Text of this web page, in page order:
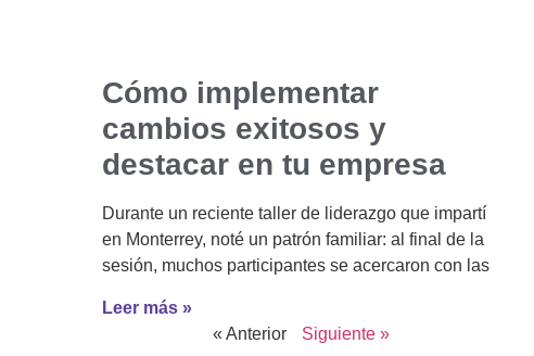
Cómo implementar
cambios exitosos y
destacar en tu empresa
Durante un reciente taller de liderazgo que impartí
en Monterrey, noté un patrón familiar: al final de la
sesión, muchos participantes se acercaron con las
Leer más »
« Anterior
Siguiente »